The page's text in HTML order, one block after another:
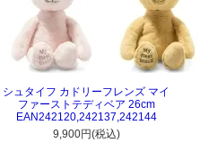
シュタイフ カドリーフレンズ マイ
ファーストテディベア 26cm
EAN242120,242137,242144
9,900円(税込)